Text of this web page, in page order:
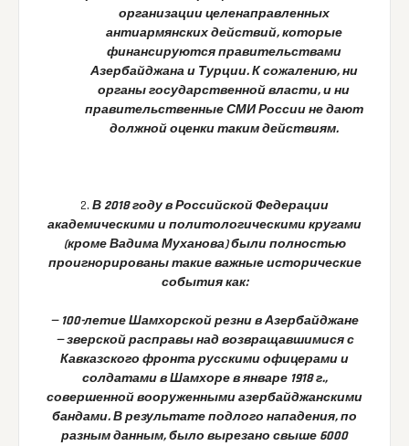
организации целенаправленных
антиармянских действий, которые
финансируются правительствами
Азербайджана и Турции. К сожалению, ни
органы государственной власти, и ни
правительственные СМИ России не дают
должной оценки таким действиям.
2. В 2018 году в Российской Федерации
академическими и политологическими кругами
(кроме Вадима Муханова) были полностью
проигнорированы такие важные исторические
события как:
— 100-летие Шамхорской резни в Азербайджане
—зверской расправы над возвращавшимися с
Кавказского фронта русскими офицерами и
солдатами в Шамхоре в январе 1918 г.,
совершенной вооруженными азербайджанскими
бандами. В результате подлого нападения, по
разным данным, было вырезано свыше 6000